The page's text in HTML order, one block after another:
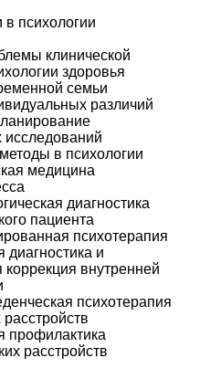
в психологии
клинической
здоровья
семьи
различий
исследований
в психологии
медицина
диагностика
пациента
психотерапия
диагностика и
коррекция внутренней
психотерапия
профилактика
расстройств